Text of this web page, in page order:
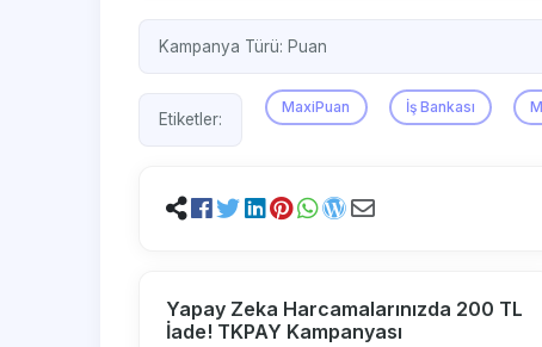
Kampanya Türü: Puan
Etiketler:
MaxiPuan İş Bankası
Yapay Zeka Harcamalarınızda 200 TL
İade! TKPAY Kampanyası